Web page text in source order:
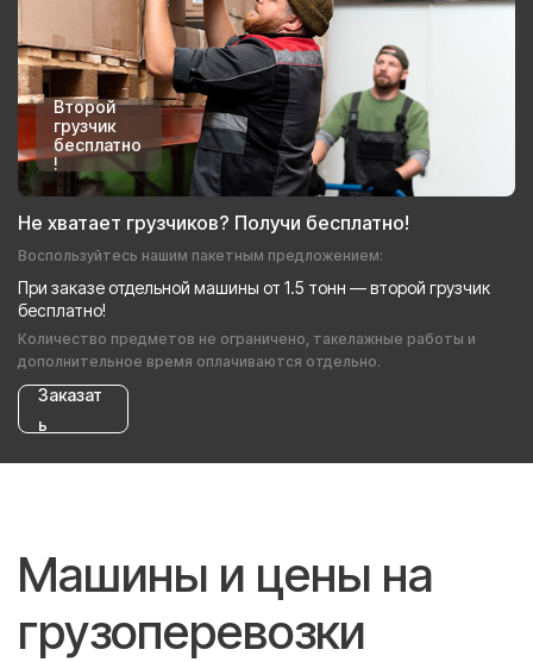
Второй
грузчик
бесплатно
!
Не хватает грузчиков? Получи бесплатно!
Воспользуйтесь нашим пакетным предложением:
При заказе отдельной машины от 1.5 тонн — второй грузчик
бесплатно!
Количество предметов не ограничено, такелажные работы и
дополнительное время оплачиваются отдельно.
Заказат
ь
Машины и цены на
грузоперевозки